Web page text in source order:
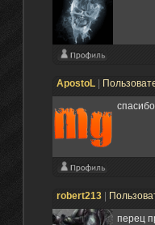
ApostoL
robert213
перец